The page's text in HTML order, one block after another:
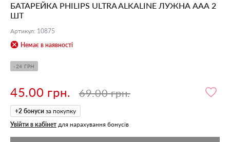
БАТАРЕЙКА PHILIPS ULTRA ALKALINE ЛУЖНА ААА 2
ШТ
Артикул: 10875
Немає в наявності
-24 ГРН
45.00 грн. 69.00 грн.
+2 бонуси за покупку
Увійти в кабінет для нарахування бонусів